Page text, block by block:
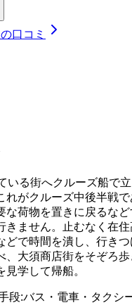
の口コミ
いる街へクルーズ船で
れがクルーズ中後半戦
な荷物を置きに戻るな
きません。止むなく在
どで時間を潰し、行き
、大須商店街をそぞろ
学して帰船。
段:バス・電車・タクシ